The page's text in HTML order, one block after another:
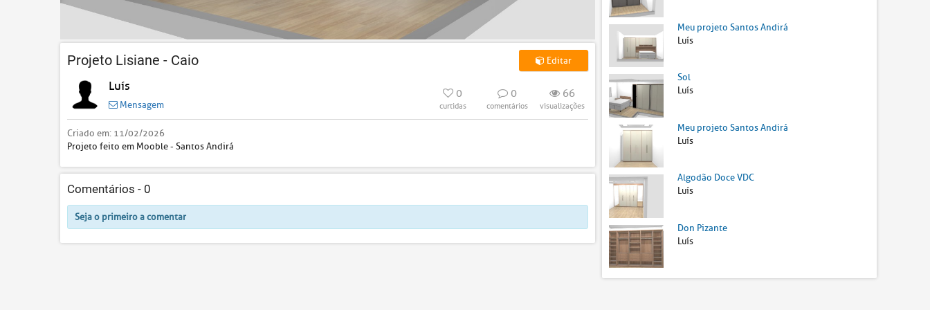
Projeto Lisiane - Caio Editar
Luís
Mensagem
0
curtidas
0
comentários
66
visualizações
Criado em: 11/02/2026
Projeto feito em Mooble - Santos Andirá
Comentários - 0
Seja o primeiro a comentar
Meu projeto Santos Andirá
Luís
Sol
Luís
Meu projeto Santos Andirá
Luís
Algodão Doce VDC
Luís
Don Pizante
Luís